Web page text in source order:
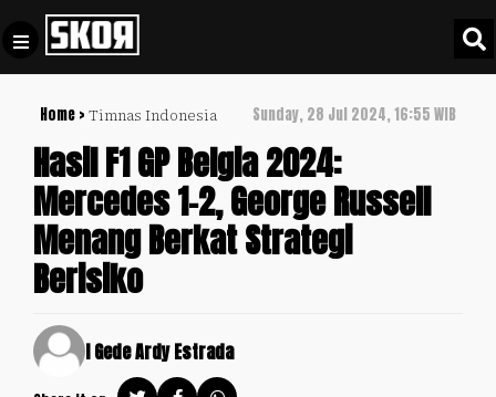
Home > Timnas Indonesia Sunday, 28 Jul 2024, 16:55 WIB
Hasil F1 GP Belgia 2024:
Mercedes 1-2, George Russell
Menang Berkat Strategi
Berisiko
I Gede Ardy Estrada
Football +
Culture +
Sports
Update
+
Timnas
Indonesia
Policy
Pedoman
Pemberitaan
Media
Siber
Disclaimer
Tentang